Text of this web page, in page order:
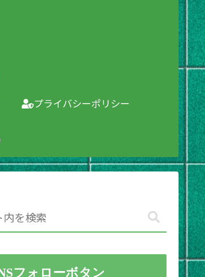
プライバシーポリシー
フォローボタン